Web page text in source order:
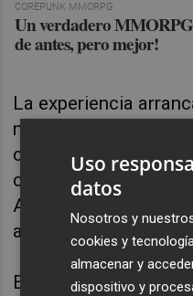
COREPUNK MMORPG
Un verdadero MMORPG
de antes, pero mejor!
La experiencia
nachos con verdura
con carne y salsa
con
Alhambra
Azahar
, cuya
a la perfección con
El siguiente plato es
Uso
datos
Nosotros y
cookies y
almacenar y
dispositivo y